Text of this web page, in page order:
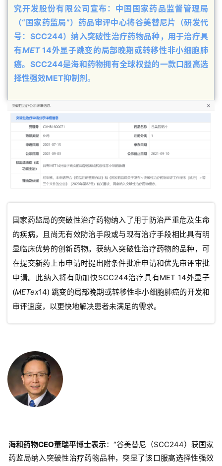
究开发股份有限公司宣布：中国国家药品监督管理局
（“国家药监局”）药品审评中心将谷美替尼片（研发代
号：SCC244）纳入突破性治疗药物品种，用于治疗具
有MET14外显子跳变的局部晚期或转移性非小细胞肺
癌。SCC244是海和药物拥有全球权益的一款口服高选
择性强效MET抑制剂 。
国家药监局的突破性治疗药物纳入了用于防治严重危及生命
的疾病，且尚无有效防治手段或与现有治疗手段相比具有明
显临床优势的创新药物。获纳入突破性治疗药物的品种，可
在提交新药上市申请时提出附条件批准申请和优先审评审批
申请。此纳入将有助加快SCC244治疗具有MET 14外显子
(METex14) 跳变的局部晚期或转移性非小细胞肺癌的开发和
审评速度，以更快地解决患者未满足的需求。
海和药物CEO董瑞平博士表示：“谷美替尼（SCC244）获国家
药监局纳入突破性治疗药物品种，突显了该口服高选择性强效